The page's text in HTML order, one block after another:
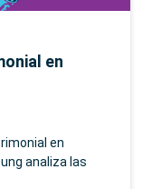
en
en
analiza las